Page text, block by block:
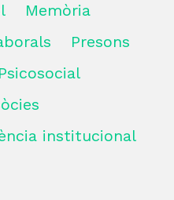
Memòria
Presons
Psicosocial
Sòcies
institucional